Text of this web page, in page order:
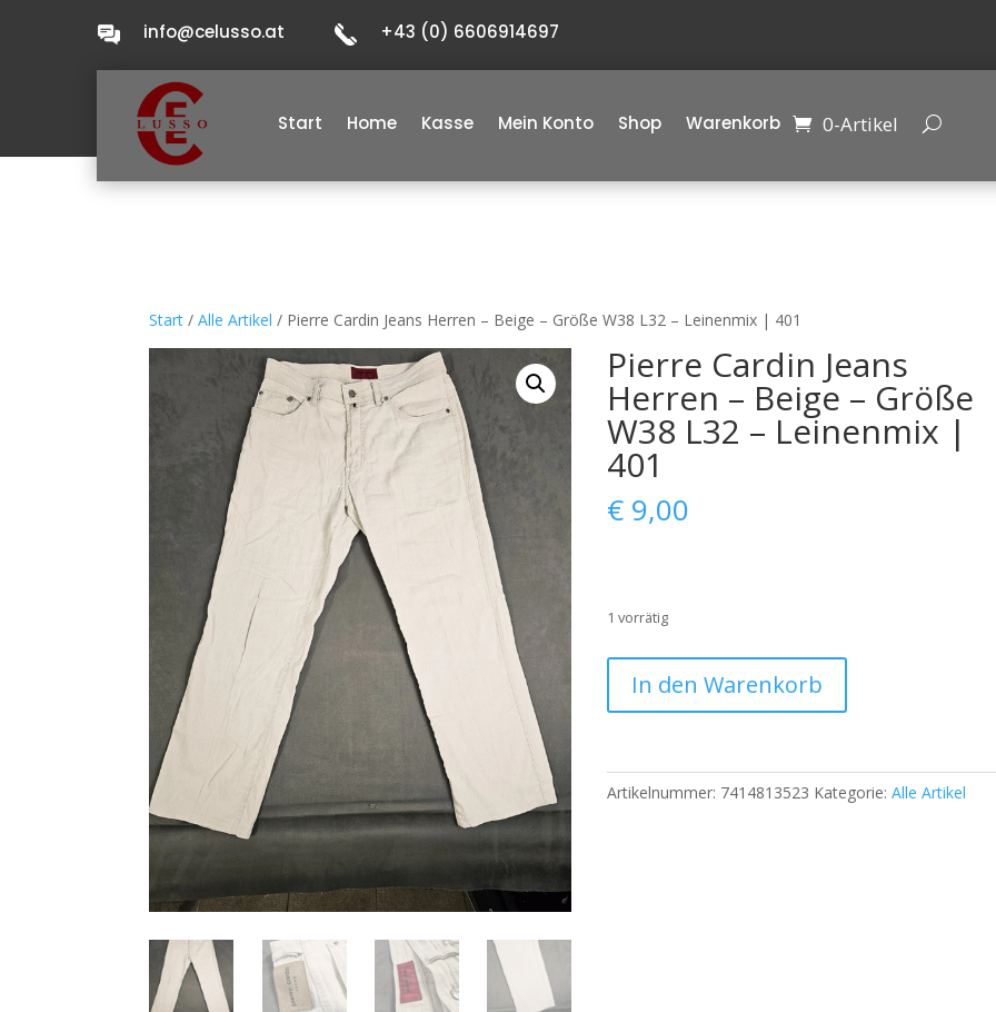
info@celusso.at +43 (0) 6606914697
Start Home Kasse Mein Konto Shop Warenkorb 0-Artikel
Start /Alle Artikel / Pierre Cardin Jeans Herren – Beige – Größe W38 L32 – Leinenmix | 401
Pierre Cardin Jeans
Herren – Beige – Größe
W38 L32 – Leinenmix |
401
€ 9,00
1 vorrätig
Cardin
Jeans
–
Beige
In den Warenkorb
Artikelnummer: 7414813523 Kategorie:Alle Artikel